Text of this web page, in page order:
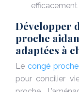
efficacement
Développer
proche
adaptées à
Lecongé
pour concilier